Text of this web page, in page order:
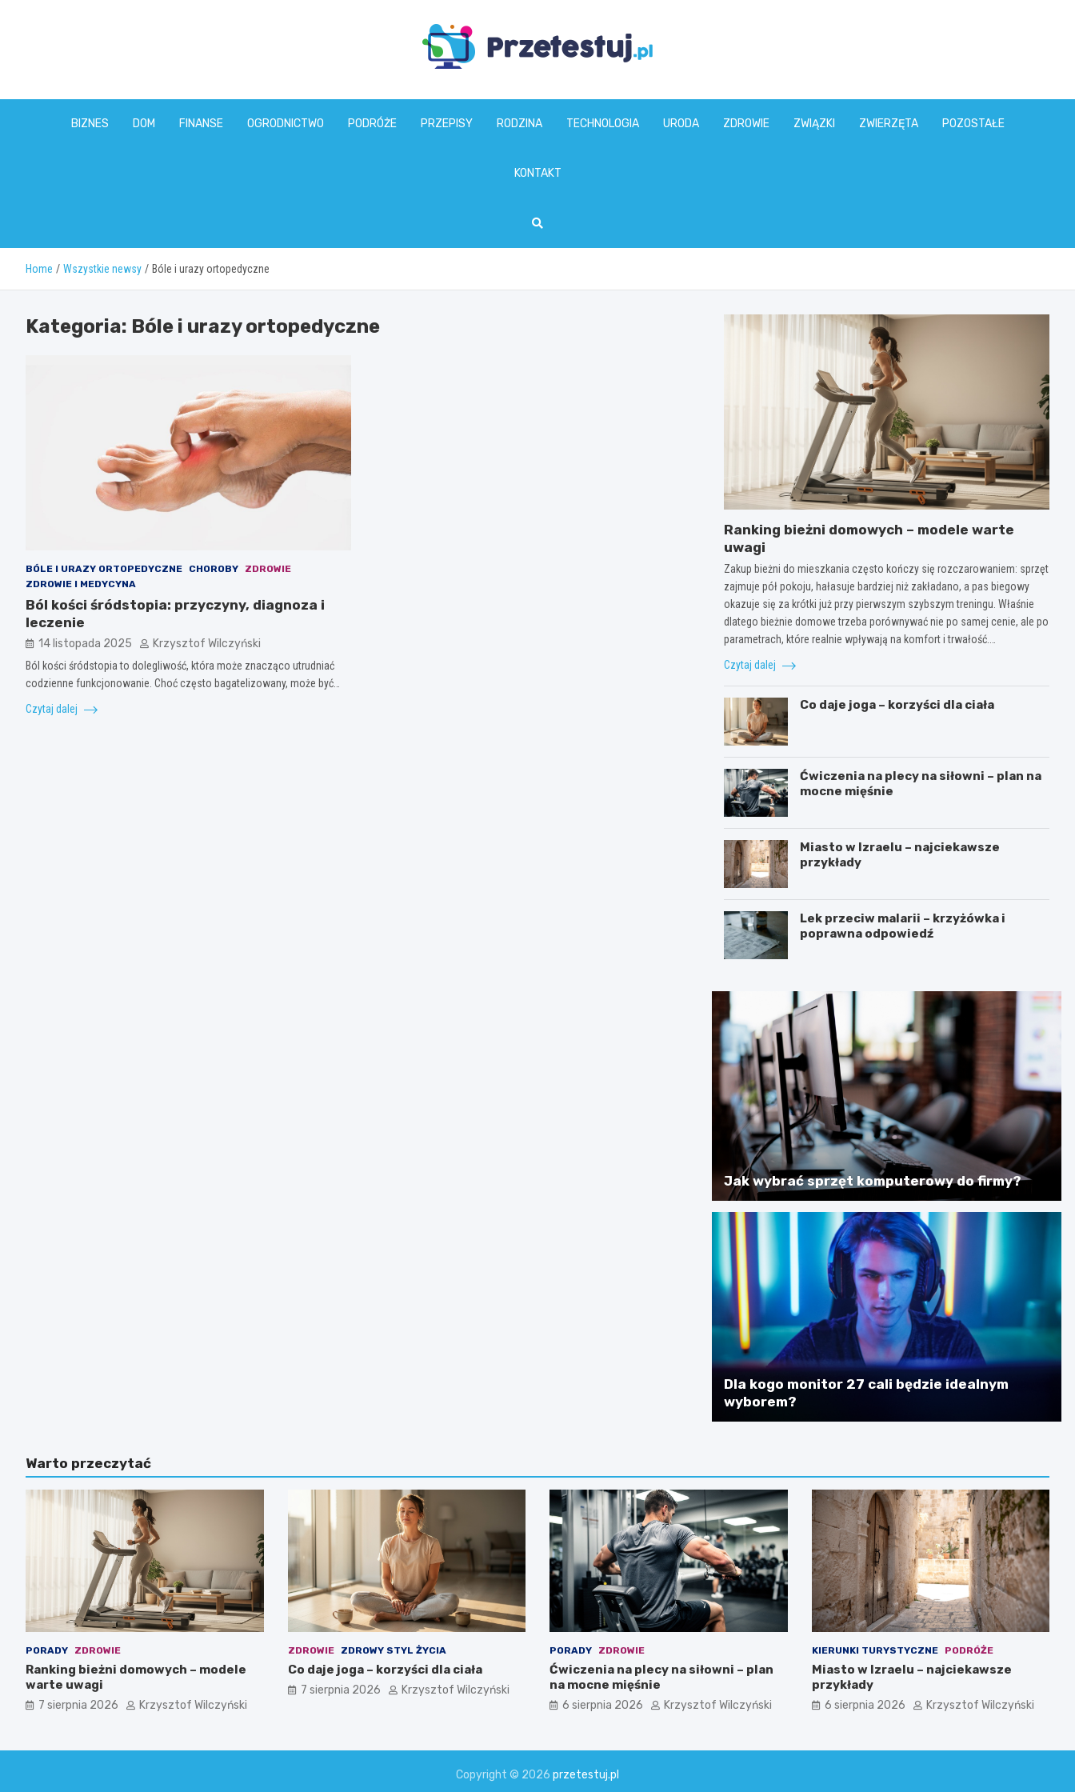
przetestuj.pl
BIZNES DOM FINANSE OGRODNICTWO PODRÓŻE PRZEPISY RODZINA TECHNOLOGIA URODA ZDROWIE ZWIĄZKI ZWIERZĘTA POZOSTAŁE
KONTAKT
Home Wszystkie newsy Bóle i urazy ortopedyczne
Kategoria: Bóle i urazy ortopedyczne
BÓLE I URAZY ORTOPEDYCZNE CHOROBY
ZDROWIE
ZDROWIE I MEDYCYNA
Ból kości śródstopia: przyczyny, diagnoza i
leczenie
14 listopada 2025 Krzysztof Wilczyński
Ból kości śródstopia to dolegliwość, która może znacząco utrudniać
codzienne funkcjonowanie. Choć często bagatelizowany, może być…
Czytaj dalej
Ranking bieżni domowych – modele warte
uwagi
Zakup bieżni do mieszkania często kończy się rozczarowaniem: sprzęt
zajmuje pół pokoju, hałasuje bardziej niż zakładano, a pas biegowy
okazuje się za krótki już przy pierwszym szybszym treningu. Właśnie
dlatego bieżnie domowe trzeba porównywać nie po samej cenie, ale po
parametrach, które realnie wpływają na komfort i trwałość.…
Czytaj dalej
Co daje joga – korzyści dla ciała
Ćwiczenia na plecy na siłowni – plan na
mocne mięśnie
Miasto w Izraelu – najciekawsze
przykłady
Lek przeciw malarii – krzyżówka i
poprawna odpowiedź
Jak wybrać sprzęt komputerowy do firmy?
Dla kogo monitor 27 cali będzie idealnym
wyborem?
Warto przeczytać
PORADY ZDROWIE
Ranking bieżni domowych – modele
warte uwagi
7 sierpnia 2026 Krzysztof Wilczyński
ZDROWIE ZDROWY STYL ŻYCIA
Co daje joga – korzyści dla ciała
7 sierpnia 2026 Krzysztof Wilczyński
PORADY ZDROWIE
Ćwiczenia na plecy na siłowni – plan
na mocne mięśnie
6 sierpnia 2026 Krzysztof Wilczyński
KIERUNKI TURYSTYCZNE PODRÓŻE
Miasto w Izraelu – najciekawsze
przykłady
6 sierpnia 2026 Krzysztof Wilczyński
Copyright © 2026 przetestuj.pl